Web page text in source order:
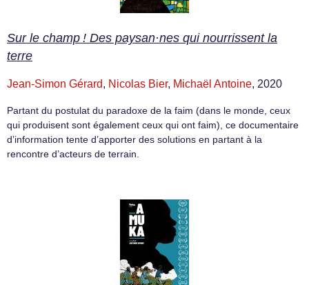
Sur le champ ! Des paysan·nes qui nourrissent la
terre
Jean-Simon Gérard, Nicolas Bier, Michaël Antoine, 2020
Partant du postulat du paradoxe de la faim (dans le monde, ceux
qui produisent sont également ceux qui ont faim), ce documentaire
d’information tente d’apporter des solutions en partant à la
rencontre d’acteurs de terrain.